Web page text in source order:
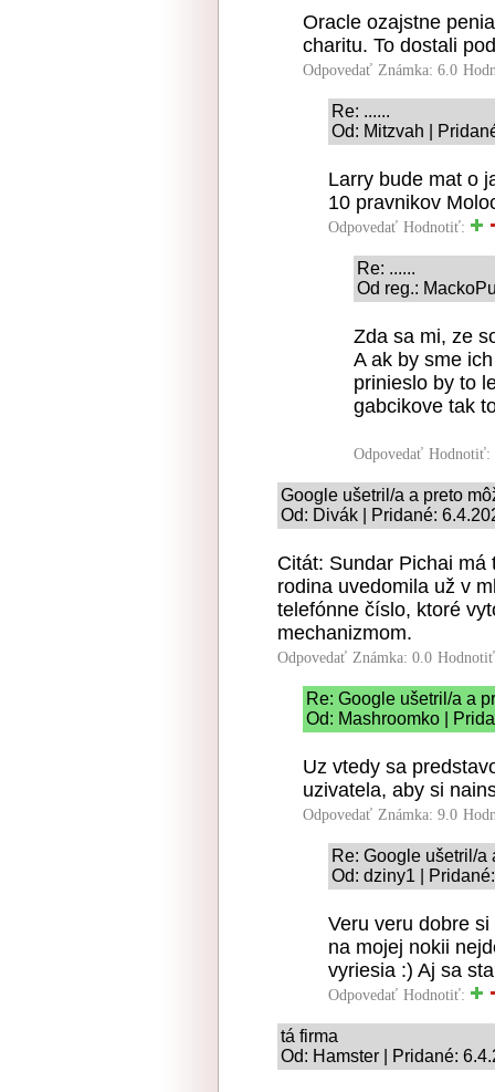
Oracle ozajstne
charitu. To dostali
Odpovedať Známka: 6.0
Re: ......
Od: Mitzvah |
Larry bude mat o
10 pravnikov
Odpovedať Hodnotiť:
Re: ......
Od reg.:
Zda sa mi, ze
A ak by sme
prinieslo by to
gabcikove tak
Odpovedať Hodnotiť:
Google ušetril/a a preto
Od: Divák | Pridané:
Citát: Sundar Pichai
rodina uvedomila už v
telefónne číslo, ktoré
mechanizmom.
Odpovedať Známka: 0.0
Re: Google ušetril/a a
Od: Mashroomko |
Uz vtedy sa
uzivatela, aby si
Odpovedať Známka: 9.0
Re: Google ušetril/a
Od: dziny1 |
Veru veru dobre
na mojej nokii
vyriesia :) Aj sa
Odpovedať Hodnotiť:
tá firma
Od: Hamster | Pridané: